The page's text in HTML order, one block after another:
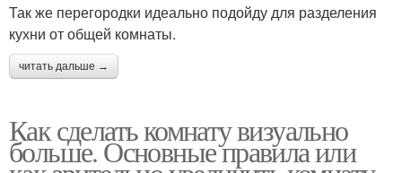
Так же перегородки идеально подойду для разделения
кухни от общей комнаты.
читать дальше →
Как сделать комнату визуально
больше. Основные правила или